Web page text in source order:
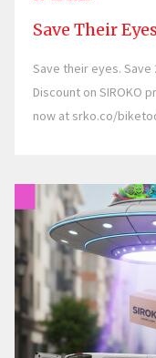
Save Their
Save their eyes. Save
Discount on SIROKO
now at srko.co/